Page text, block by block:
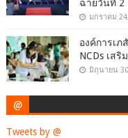
ฉายวันที่
มกราคม
องค์การเ
NCDs เส
มิถุนายน
@
Tweets by @